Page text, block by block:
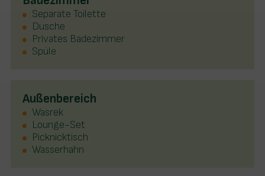
Separate Toilette
Dusche
Privates Badezimmer
Spüle
Außenbereich
Wasrek
Lounge-Set
Picknicktisch
Wasserhahn